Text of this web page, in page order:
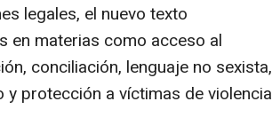
legales, el nuevo texto
en materias como acceso al
conciliación, lenguaje no sexista,
protección a víctimas de violencia